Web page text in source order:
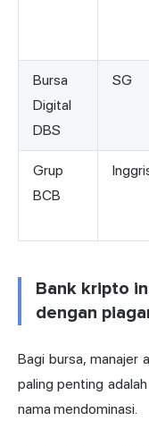
Bursa
Digital
DBS
SG
Grup
BCB
Bank kripto
dengan
Bagi bursa, manajer
paling penting
nama mendominasi.